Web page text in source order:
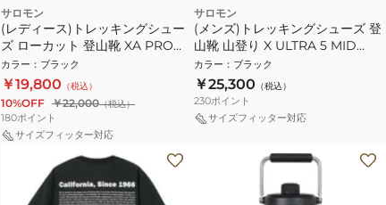
サロモン
(レディース)トレッキングシュー
ズ ローカット 登山靴 XA PRO
3D V9 GORE-TEX L47270800
ブラック
カラー ： ブラック
￥19,800 （税込）
10%OFF ￥22,000（税込）
180ポイント
サイズフィッター対応
サロモン
(メンズ)トレッキングシューズ 登
山靴 山登り X ULTRA 5 MID
WIDE GORE-TEX L47755400 ゴ
アテックス 防水 ハイカット
カラー ： ブラック
￥25,300 （税込）
230ポイント
サイズフィッター対応